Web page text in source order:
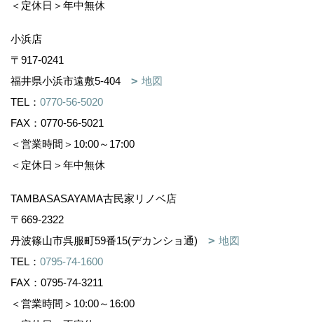
＜定休日＞年中無休
小浜店
〒917-0241
福井県小浜市遠敷5-404
地図
TEL： 0770-56-5020
FAX：0770-56-5021
＜営業時間＞10:00～17:00
＜定休日＞年中無休
TAMBASASAYAMA古民家リノベ店
〒669-2322
丹波篠山市呉服町59番15(デカンショ通)
地図
TEL： 0795-74-1600
FAX：0795-74-3211
＜営業時間＞10:00～16:00